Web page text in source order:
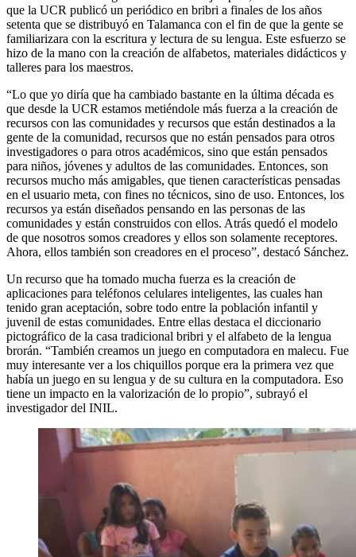
que la UCR publicó un periódico en bribri a finales de los años
setenta que se distribuyó en Talamanca con el fin de que la gente se
familiarizara con la escritura y lectura de su lengua. Este esfuerzo se
hizo de la mano con la creación de alfabetos, materiales didácticos y
talleres para los maestros.
“Lo que yo diría que ha cambiado bastante en la última década es
que desde la UCR estamos metiéndole más fuerza a la creación de
recursos con las comunidades y recursos que están destinados a la
gente de la comunidad, recursos que no están pensados para otros
investigadores o para otros académicos, sino que están pensados
para niños, jóvenes y adultos de las comunidades. Entonces, son
recursos mucho más amigables, que tienen características pensadas
en el usuario meta, con fines no técnicos, sino de uso. Entonces, los
recursos ya están diseñados pensando en las personas de las
comunidades y están construidos con ellos. Atrás quedó el modelo
de que nosotros somos creadores y ellos son solamente receptores.
Ahora, ellos también son creadores en el proceso”, destacó Sánchez.
Un recurso que ha tomado mucha fuerza es la creación de
aplicaciones para teléfonos celulares inteligentes, las cuales han
tenido gran aceptación, sobre todo entre la población infantil y
juvenil de estas comunidades. Entre ellas destaca el diccionario
pictográfico de la casa tradicional bribri y el alfabeto de la lengua
brorán. “También creamos un juego en computadora en malecu. Fue
muy interesante ver a los chiquillos porque era la primera vez que
había un juego en su lengua y de su cultura en la computadora. Eso
tiene un impacto en la valorización de lo propio”, subrayó el
investigador del INIL.